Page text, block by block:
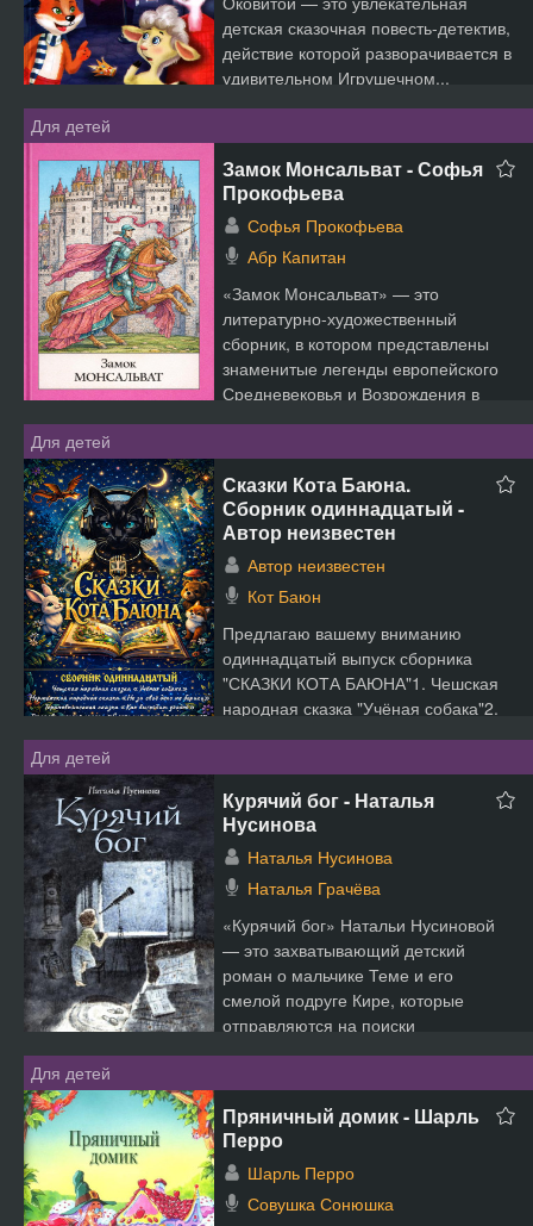
детская сказочная повесть-детектив,
действие которой разворачивается в
удивительном Игрушечном...
Для детей
Замок Монсальват - Софья
Прокофьева
Софья Прокофьева
Абр Капитан
«Замок Монсальват» — это
литературно-художественный
сборник, в котором представлены
знаменитые легенды европейского
Средневековья и Возрождения в
увле...
Для детей
Сказки Кота Баюна.
Сборник одиннадцатый -
Автор неизвестен
Автор неизвестен
Кот Баюн
Предлагаю вашему вниманию
одиннадцатый выпуск сборника
"СКАЗКИ КОТА БАЮНА"1. Чешская
народная сказка "Учёная собака"2.
Для детей
Курячий бог - Наталья
Нусинова
Наталья Нусинова
Наталья Грачёва
«Курячий бог» Натальи Нусиновой
— это захватывающий детский
роман о мальчике Теме и его
смелой подруге Кире, которые
отправляются на поиски
волшебного...
Для детей
Пряничный домик - Шарль
Перро
Шарль Перро
Совушка Сонюшка